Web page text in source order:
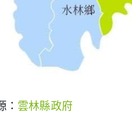
： 雲林縣政府